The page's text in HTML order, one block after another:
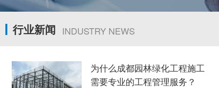
行业新闻 INDUSTRY NEWS
为什么成都园林绿化工程施工
需要专业的工程管理服务？